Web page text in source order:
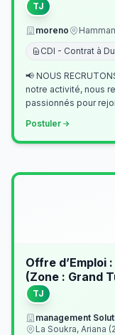
TJ
moreno
CDI - Contrat à
📢 NOUS RECRUTONS ! Dans le cadre du
notre activité, nous
passionnés pour rejoindre
Postuler
Offre d’Emploi
(Zone : Grand
TJ
management
La Soukra, Ariana